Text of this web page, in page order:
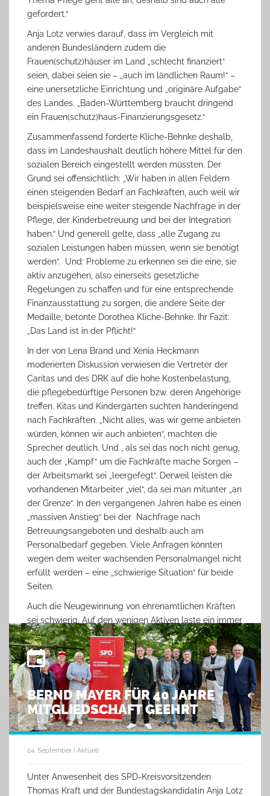
gefordert.“
Anja Lotz verwies darauf, dass im Vergleich mit
anderen Bundesländern zudem die
Frauen(schutz)häuser im Land „schlecht finanziert“
seien, dabei seien sie – „auch im ländlichen Raum!“ –
eine unersetzliche Einrichtung und „originäre Aufgabe“
des Landes. „Baden-Württemberg braucht dringend
ein Frauen(schutz)haus-Finanzierungsgesetz.“
Zusammenfassend forderte Kliche-Behnke deshalb,
dass im Landeshaushalt deutlich höhere Mittel für den
sozialen Bereich eingestellt werden müssten. Der
Grund sei offensichtlich: „Wir haben in allen Feldern
einen steigenden Bedarf an Fachkräften, auch weil wir
beispielsweise eine weiter steigende Nachfrage in der
Pflege, der Kinderbetreuung und bei der Integration
haben.“ Und generell gelte, dass „alle Zugang zu
sozialen Leistungen haben müssen, wenn sie benötigt
werden“. Und: Probleme zu erkennen sei die eine, sie
aktiv anzugehen, also einerseits gesetzliche
Regelungen zu schaffen und für eine entsprechende
Finanzausstattung zu sorgen, die andere Seite der
Medaille, betonte Dorothea Kliche-Behnke. Ihr Fazit:
„Das Land ist in der Pflicht!“
In der von Lena Brand und Xenia Heckmann
moderierten Diskussion verwiesen die Vertreter der
Caritas und des DRK auf die hohe Kostenbelastung,
die pflegebedürftige Personen bzw. deren Angehörige
treffen. Kitas und Kindergärten suchten händeringend
nach Fachkräften. „Nicht alles, was wir gerne anbieten
würden, können wir auch anbieten“, machten die
Sprecher deutlich. Und , als sei das noch nicht genug,
auch der „Kampf“ um die Fachkräfte mache Sorgen –
der Arbeitsmarkt sei „leergefegt“. Derweil leisten die
vorhandenen Mitarbeiter „viel“, da sei man mitunter „an
der Grenze“. In den vergangenen Jahren habe es einen
„massiven Anstieg“ bei der Nachfrage nach
Betreuungsangeboten und deshalb auch am
Personalbedarf gegeben. Viele Anfragen könnten
wegen dem weiter wachsenden Personalmangel nicht
erfüllt werden – eine „schwierige Situation“ für beide
Seiten.
Auch die Neugewinnung von ehrenamtlichen Kräften
sei schwierig. Auf den wenigen Aktiven laste ein immer
größer werdendes Aufgabenfeld. Und: „Jugendliche
sind kaum zu motivieren, ein Ehrenamt zu
übernehmen.“
Nicht unerwähnt blieb dabei die Diskussion um ein
soziales Pflichtjahr, die der Bundespräsident kürzlich
angestoßen hatte. Der Vorsitzende der SPD in
Tauberbischofsheim Julian Zwerger verwies in diesem
Zusammenhang darauf, dass dies überlegenswert sei,
aber nicht als Reservoir für Billig-Arbeitskräfte
attraktive Anreize zielführender seien.
BERND MAYER FÜR 40 JAHRE
MITGLIEDSCHAFT GEEHRT
24. September | Aktuell
Unter Anwesenheit des SPD-Kreisvorsitzenden
Thomas Kraft und der Bundestagskandidatin Anja Lotz